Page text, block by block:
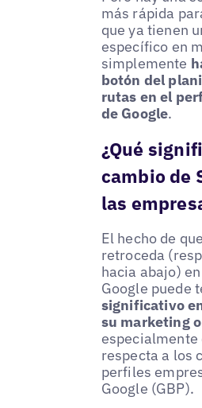
más rápida
que ya tienen
específico en
simplemente
botón del
rutas en el
de Google.
¿Qué
cambio de
las
El hecho de
retroceda
hacia abajo)
Google puede
significativo
su marketing
especialmente
respecta a los
perfiles
Google (GBP).